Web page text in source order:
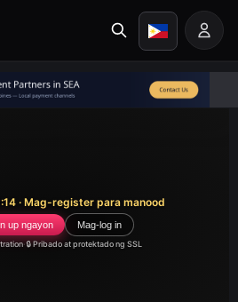
· Mag-register para manood
up ngayon Mag-log in
·🔒 Pribado at protektado ng SSL